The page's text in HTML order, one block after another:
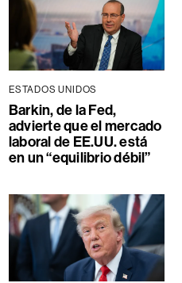
ESTADOS UNIDOS
Barkin, de la Fed,
advierte que el mercado
laboral de EE.UU. está
en un “equilibrio débil”